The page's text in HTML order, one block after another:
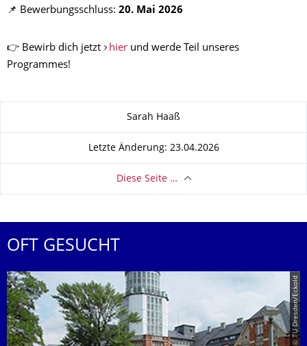
📌 Bewerbungsschluss: 20. Mai 2026
👉 Bewirb dich jetzt hierund werde Teil unseres
Programmes!
Sarah Haaß
Letzte Änderung: 23.04.2026
Diese Seite …
OFT GESUCHT
© TU Dresden/Eckold